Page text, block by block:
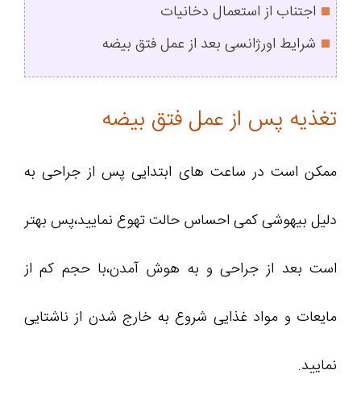
اجتناب از استعمال دخانیات
شرایط اورژانسی بعد از عمل فتق بیضه
تغذیه پس از عمل فتق بیضه
ممکن است در ساعت های ابتدایی پس از جراحی به
دلیل بیهوشی کمی احساس حالت تهوع نمایید،پس بهتر
است بعد از جراحی و به هوش آمدن،با حجم کم از
مایعات و مواد غذایی شروع به خارج شدن از ناشتایی
نمایید.